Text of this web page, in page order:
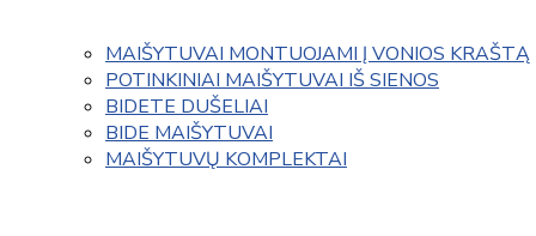
MAIŠYTUVAI MONTUOJAMI Į VONIOS KRAŠTĄ
POTINKINIAI MAIŠYTUVAI IŠ SIENOS
BIDETE DUŠELIAI
BIDE MAIŠYTUVAI
MAIŠYTUVŲ KOMPLEKTAI